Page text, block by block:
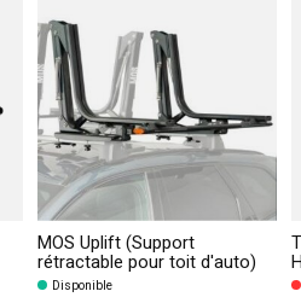
MOS Uplift (Support
rétractable pour toit d'auto)
Disponible